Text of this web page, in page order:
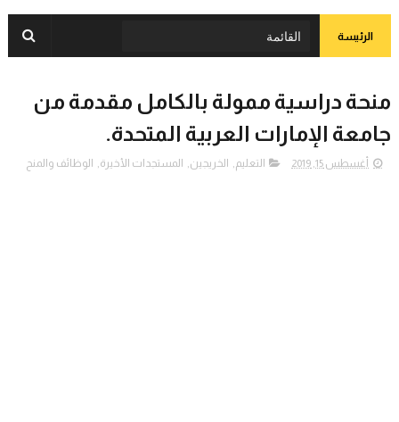
الرئيسة
منحة دراسية ممولة بالكامل مقدمة من
جامعة الإمارات العربية المتحدة.
أغسطس 15, 2019 التعليم, الخريجين, المستجدات الأخيرة, الوظائف والمنح